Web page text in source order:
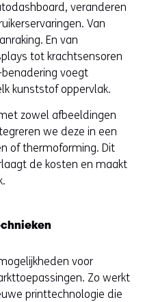
veranderen
Van
En van
tot krachtsensoren
benadering voegt
kunststof oppervlak.
zowel afbeeldingen
we deze in een
of thermoforming. Dit
de kosten en maakt
voor
Zo werkt
printtechnologie die